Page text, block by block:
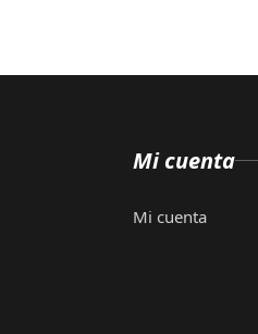
Mi cuenta
Mi cuenta